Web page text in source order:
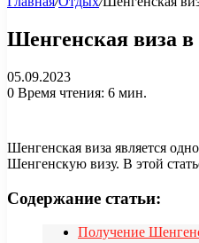
Шенгенская виза
05.09.2023
0 Время чтения: 6 мин.
Шенгенская виза является
Шенгенскую визу. В этой
Содержание статьи:
Получение